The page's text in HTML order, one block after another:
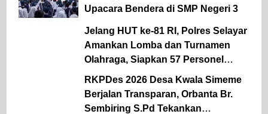
Upacara Bendera di SMP Negeri 3
Jelang HUT ke-81 RI, Polres Selayar
Amankan Lomba dan Turnamen
Olahraga, Siapkan 57 Personel
Kawal Gerak Jalan Pelajar
RKPDes 2026 Desa Kwala Simeme
Berjalan Transparan, Orbanta Br.
Sembiring S.Pd Tekankan